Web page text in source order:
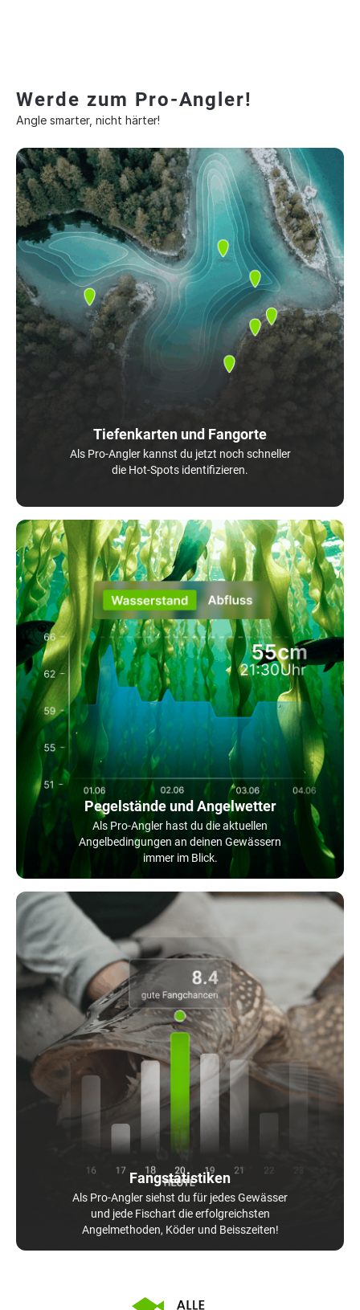
Werde zum Pro-Angler!
Angle smarter, nicht härter!
Tiefenkarten und Fangorte
Als Pro-Angler kannst du jetzt noch schneller
die Hot-Spots identifizieren.
Pegelstände und Angelwetter
Als Pro-Angler hast du die aktuellen
Angelbedingungen an deinen Gewässern
immer im Blick.
Fangstatistiken
Als Pro-Angler siehst du für jedes Gewässer
und jede Fischart die erfolgreichsten
Angelmethoden, Köder und Beisszeiten!